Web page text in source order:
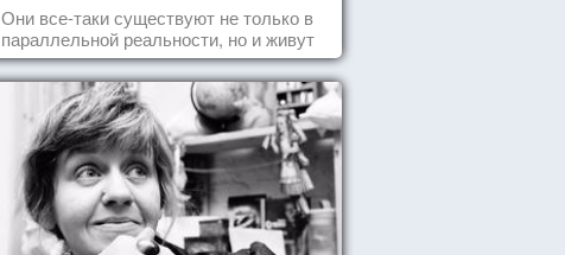
Они все-таки существуют не только в
параллельной реальности, но и живут
среди нас с вами.